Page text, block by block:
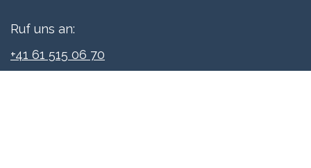
Ruf uns an:
+41 61 515 06 70